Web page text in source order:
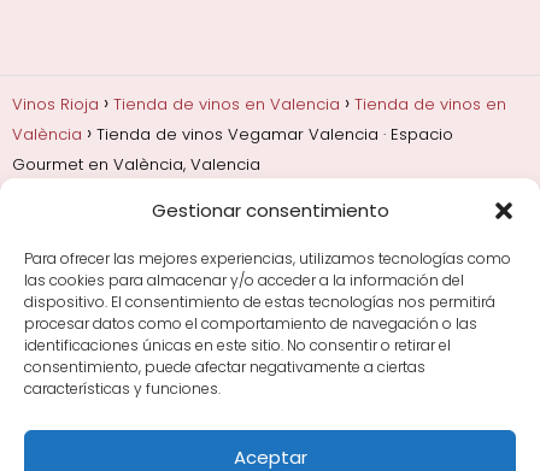
Gestionar consentimiento
Para ofrecer las mejores experiencias, utilizamos tecnologías como
las cookies para almacenar y/o acceder a la información del
dispositivo. El consentimiento de estas tecnologías nos permitirá
procesar datos como el comportamiento de navegación o las
identificaciones únicas en este sitio. No consentir o retirar el
consentimiento, puede afectar negativamente a ciertas
características y funciones.
Aceptar
Vinos Rioja Tienda de vinos en Valencia
Tienda de vinos en
València
Tienda de vinos Vegamar Valencia · Espacio
Gourmet en València, Valencia
Añadas, crianza y guarda
Bodegas y marcas de
Comprar vino
Rioja y guías de regalo
Cultura del vino y
curiosidades
Enoturismo en Rioja
Maridajes y vino en la mesa
Tiendas de vino por
ciudades
Tipos de Rioja y clasificación
bodegas por área